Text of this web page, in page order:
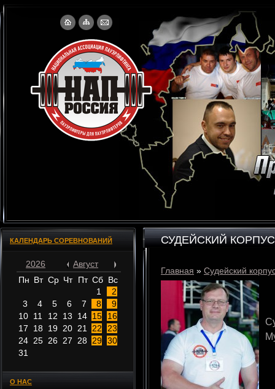
КАЛЕНДАРЬ СОРЕВНОВАНИЙ
2026
Август
Пн Вт Ср Чт Пт Сб Вс
1
2
3
4 5 6 7 8
9
10 11 12 13 14 15
16
17
18 19 20 21 22
23
24 25 26 27 28 29 30
31
О НАС
СУДЕЙСКИЙ КОРПУС
Главная » Судейский